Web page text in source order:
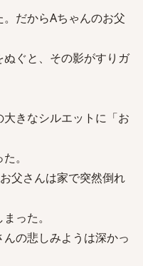
だからAちゃんのお父
ぬぐと、その影がすりガ
きなシルエットに「お
。
父さんは家で突然倒れ
った。
の悲しみようは深かっ